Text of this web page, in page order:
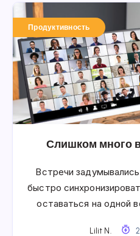
Продуктивность
Слишком много
Встречи
быстро
оставаться на одной
Lilit N.